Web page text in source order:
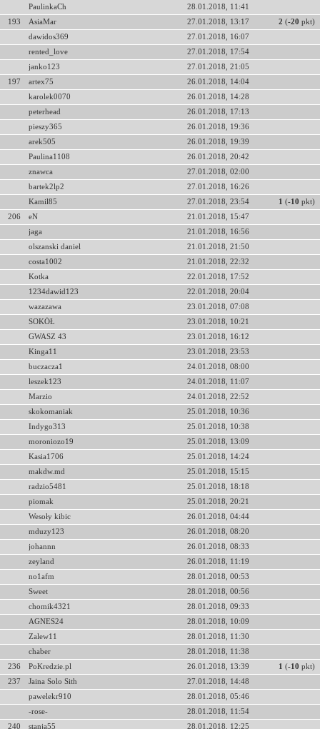
PaulinkaCh
28.01.2018, 11:41
193
AsiaMar 27.01.2018, 13:17 2 (-20 pkt)
dawidos369
27.01.2018, 16:07
rented_love
27.01.2018, 17:54
janko123
27.01.2018, 21:05
197
artex75
26.01.2018, 14:04
karolek0070
26.01.2018, 14:28
peterhead
26.01.2018, 17:13
pieszy365
26.01.2018, 19:36
arek505
26.01.2018, 19:39
Paulina1108
26.01.2018, 20:42
znawca
27.01.2018, 02:00
bartek2lp2
27.01.2018, 16:26
Kamil85
27.01.2018, 23:54 1 (-10 pkt)
206
eN
21.01.2018, 15:47
jaga
21.01.2018, 16:56
olszanski daniel
21.01.2018, 21:50
costa1002
21.01.2018, 22:32
Kotka
22.01.2018, 17:52
1234dawid123
22.01.2018, 20:04
wazazawa
23.01.2018, 07:08
SOKÓŁ
23.01.2018, 10:21
GWASZ 43
23.01.2018, 16:12
Kinga11
23.01.2018, 23:53
buczacza1
24.01.2018, 08:00
leszek123
24.01.2018, 11:07
Marzio
24.01.2018, 22:52
skokomaniak
25.01.2018, 10:36
Indygo313
25.01.2018, 10:38
moroniozo19
25.01.2018, 13:09
Kasia1706
25.01.2018, 14:24
makdw.md
25.01.2018, 15:15
radzio5481
25.01.2018, 18:18
piomak
25.01.2018, 20:21
Wesoły kibic
26.01.2018, 04:44
mduzy123
26.01.2018, 08:20
johannn
26.01.2018, 08:33
zeyland
26.01.2018, 11:19
no1afm
28.01.2018, 00:53
Sweet
28.01.2018, 00:56
chomik4321
28.01.2018, 09:33
AGNES24
28.01.2018, 10:09
Zalew11
28.01.2018, 11:30
chaber
28.01.2018, 11:38
236
PoKredzie.pl 26.01.2018, 13:39 1 (-10 pkt)
237
Jaina Solo Sith
27.01.2018, 14:48
pawelekr910
28.01.2018, 05:46
-rose-
28.01.2018, 11:54
240
stanja55
28.01.2018, 12:25